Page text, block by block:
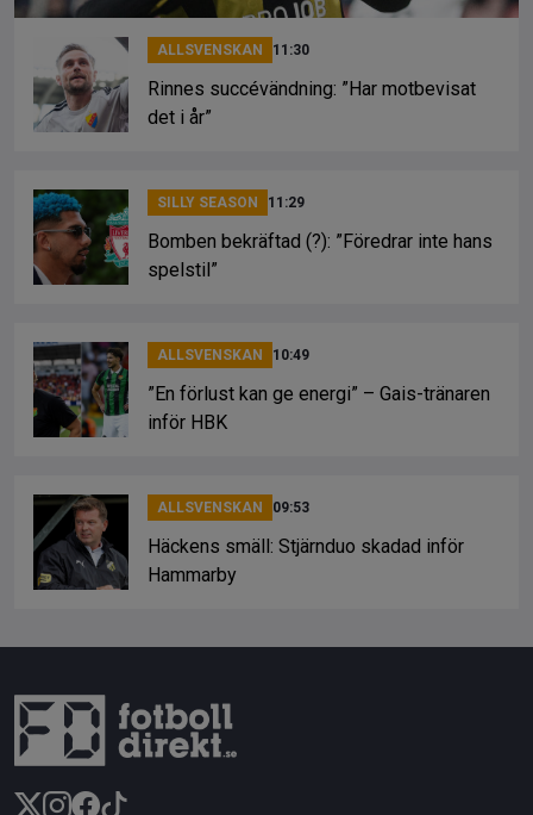
ALLSVENSKAN 11:30
Rinnes succévändning: ”Har motbevisat
det i år”
SILLY SEASON 11:29
Bomben bekräftad (?): ”Föredrar inte hans
spelstil”
ALLSVENSKAN 10:49
”En förlust kan ge energi” – Gais-tränaren
inför HBK
ALLSVENSKAN 09:53
Häckens smäll: Stjärnduo skadad inför
Hammarby